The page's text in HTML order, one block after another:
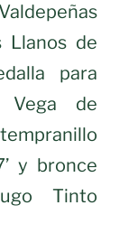
Llanos de
para
Vega de
y bronce
Tinto